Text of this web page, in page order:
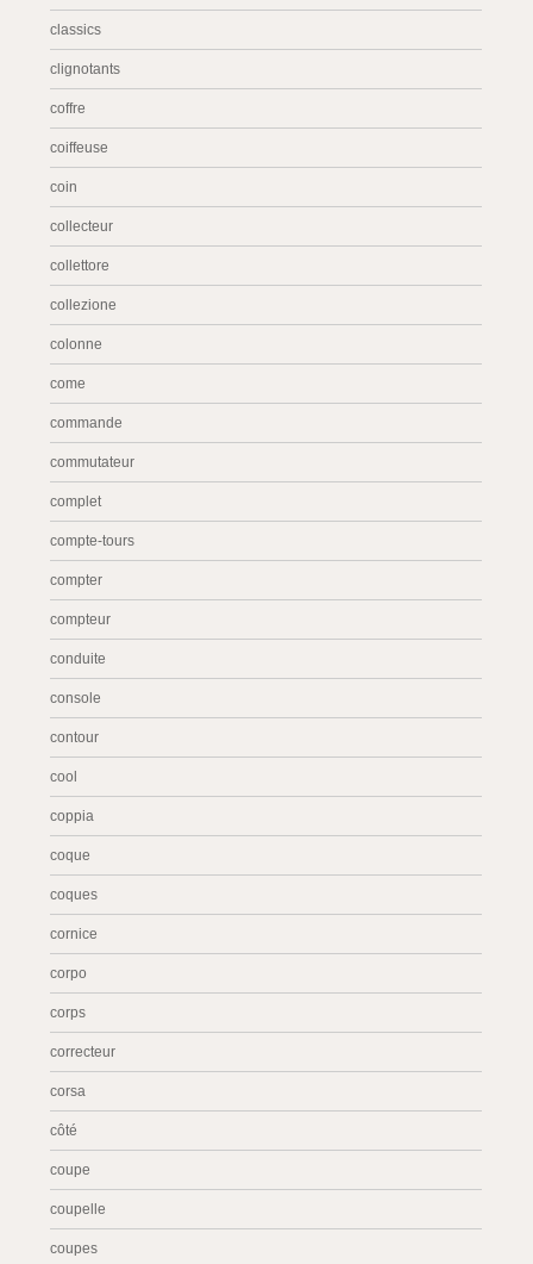
classics
clignotants
coffre
coiffeuse
coin
collecteur
collettore
collezione
colonne
come
commande
commutateur
complet
compte-tours
compter
compteur
conduite
console
contour
cool
coppia
coque
coques
cornice
corpo
corps
correcteur
corsa
côté
coupe
coupelle
coupes